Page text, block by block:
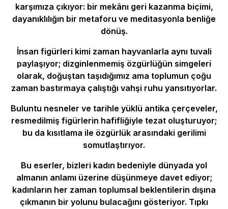
karşımıza çıkıyor: bir mekânı geri kazanma biçimi,
dayanıklılığın bir metaforu ve meditasyonla benliğe
dönüş.
İnsan figürleri kimi zaman hayvanlarla aynı tuvali
paylaşıyor; dizginlenmemiş özgürlüğün simgeleri
olarak, doğuştan taşıdığımız ama toplumun çoğu
zaman bastırmaya çalıştığı vahşi ruhu yansıtıyorlar.
Buluntu nesneler ve tarihle yüklü antika çerçeveler,
resmedilmiş figürlerin hafifliğiyle tezat oluşturuyor;
bu da kısıtlama ile özgürlük arasındaki gerilimi
somutlaştırıyor.
Bu eserler, bizleri kadın bedeniyle dünyada yol
almanın anlamı üzerine düşünmeye davet ediyor;
kadınların her zaman toplumsal beklentilerin dışına
çıkmanın bir yolunu bulacağını gösteriyor. Tıpkı